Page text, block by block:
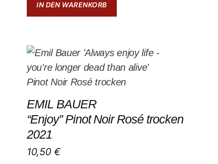
IN DEN WARENKORB
EMIL BAUER
“Enjoy” Pinot Noir Rosé trocken
2021
10,50€